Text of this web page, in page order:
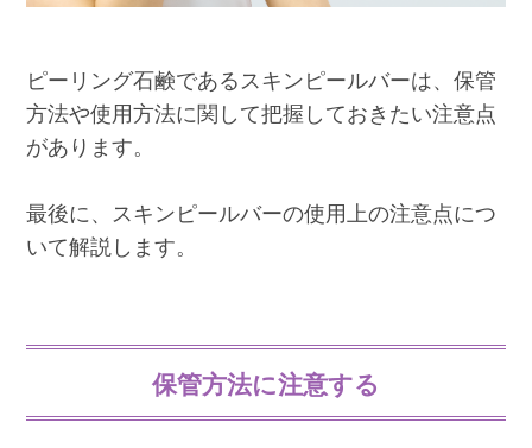
ピーリング石鹸であるスキンピールバーは、保管
方法や使用方法に関して把握しておきたい注意点
があります。
最後に、スキンピールバーの使用上の注意点につ
いて解説します。
保管方法に注意する